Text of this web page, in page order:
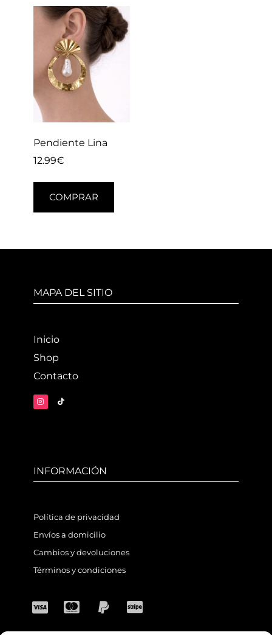
Pendiente Lina
12.99€
COMPRAR
MAPA DEL SITIO
Inicio
Shop
Contacto
INFORMACIÓN
Política de privacidad
Envíos a domicilio
Cambios y devoluciones
Términos y condiciones